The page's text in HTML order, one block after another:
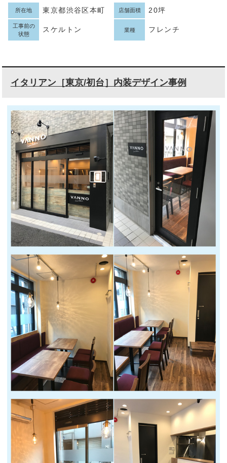
所在地 東京都渋谷区本町 店舗面積 20坪
工事前の
状態
スケルトン 業種 フレンチ
イタリアン［東京/初台］内装デザイン事例